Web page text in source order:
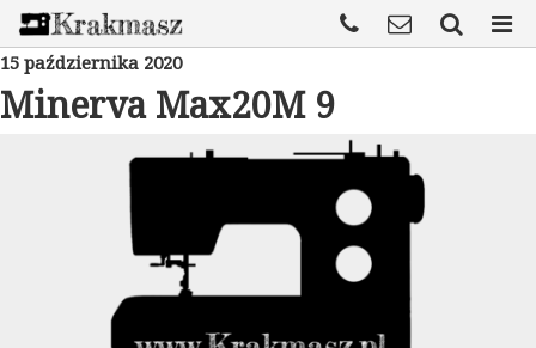
15 października 2020
Minerva Max20M 9